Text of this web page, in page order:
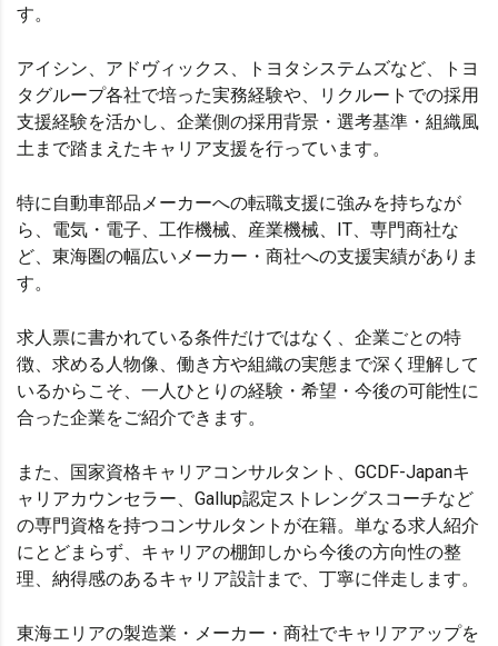
す。
アイシン、アドヴィックス、トヨタシステムズなど、トヨ
タグループ各社で培った実務経験や、リクルートでの採用
支援経験を活かし、企業側の採用背景・選考基準・組織風
土まで踏まえたキャリア支援を行っています。
特に自動車部品メーカーへの転職支援に強みを持ちなが
ら、電気・電子、工作機械、産業機械、IT、専門商社な
ど、東海圏の幅広いメーカー・商社への支援実績がありま
す。
求人票に書かれている条件だけではなく、企業ごとの特
徴、求める人物像、働き方や組織の実態まで深く理解して
いるからこそ、一人ひとりの経験・希望・今後の可能性に
合った企業をご紹介できます。
また、国家資格キャリアコンサルタント、GCDF-Japanキ
ャリアカウンセラー、Gallup認定ストレングスコーチなど
の専門資格を持つコンサルタントが在籍。単なる求人紹介
にとどまらず、キャリアの棚卸しから今後の方向性の整
理、納得感のあるキャリア設計まで、丁寧に伴走します。
東海エリアの製造業・メーカー・商社でキャリアアップを